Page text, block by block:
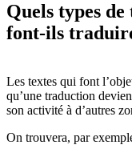
Quels types de
font-ils
Les textes qui font
qu’une traduction
son activité à d’autres
On trouvera, par